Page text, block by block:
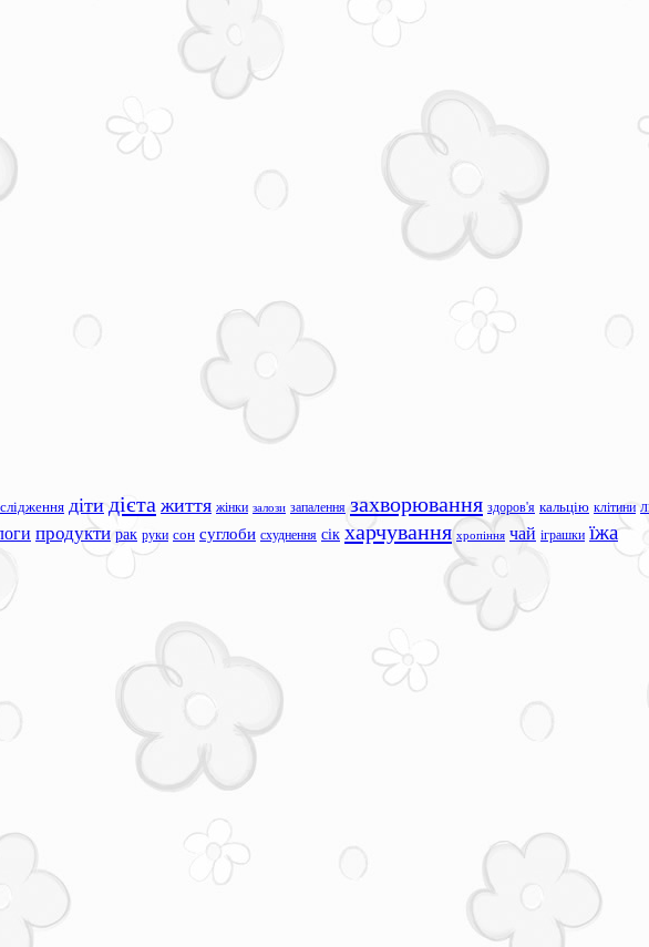
діти дієта життя жінки залози запалення захворювання здоров'я кальцію клітини
продукти рак руки сон суглоби схуднення сік харчування хропіння чай іграшки їжа